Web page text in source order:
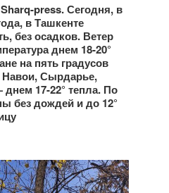
press. Сегодня, в
в Ташкенте
без осадков. Ветер
днем 18-20°
на пять градусов
Навои, Сырдарье,
17-22° тепла. По
без дождей и до 12°